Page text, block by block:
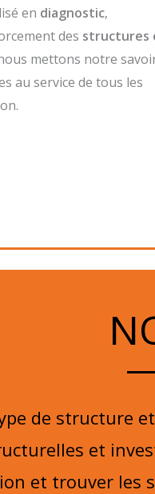
en diagnostic,
des structures
mettons notre
au service de tous les
de structure
et
et trouver les